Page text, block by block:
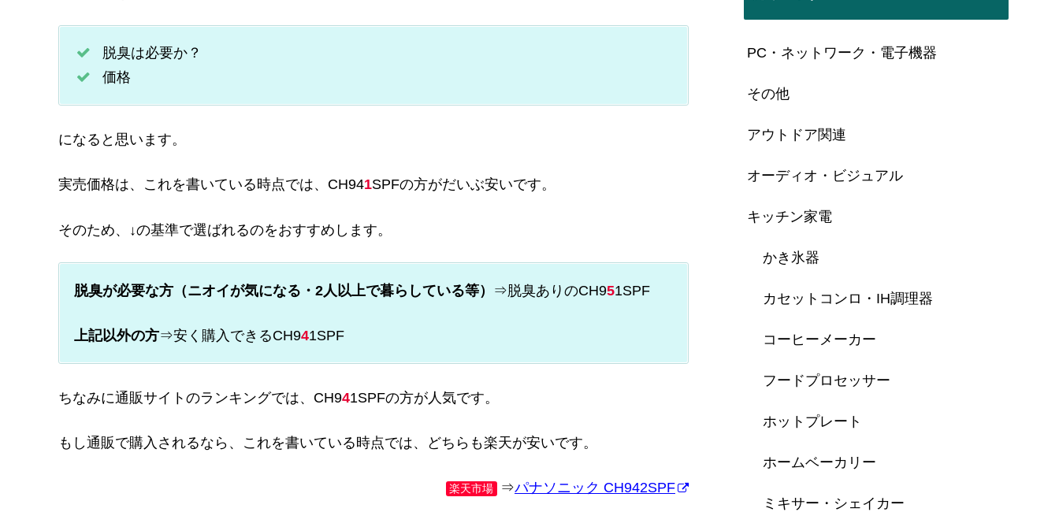
脱臭は必要か？
価格
になると思います。
実売価格は、これを書いている時点では、CH941SPFの方がだいぶ安いです。
そのため、↓の基準で選ばれるのをおすすめします。
脱臭が必要な方（ニオイが気になる・2人以上で暮らしている等） ⇒脱臭ありのCH951SPF
上記以外の方⇒安く購入できるCH941SPF
ちなみに通販サイトのランキングでは、CH941SPFの方が人気です。
もし通販で購入されるなら、これを書いている時点では、どちらも楽天が安いです。
楽天市場 ⇒パナソニック CH942SPF
PC・ネットワーク・電子機器
その他
アウトドア関連
オーディオ・ビジュアル
キッチン家電
かき氷器
カセットコンロ・IH調理器
コーヒーメーカー
フードプロセッサー
ホットプレート
ホームベーカリー
ミキサー・シェイカー